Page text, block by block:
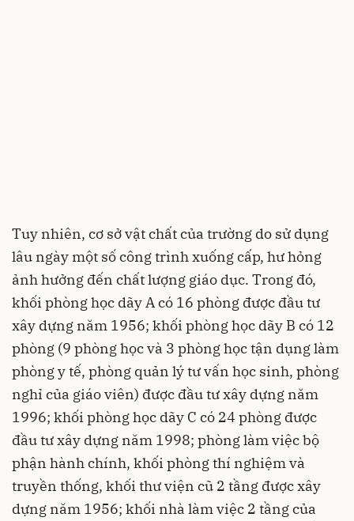
Tuy nhiên, cơ sở vật chất của trường do sử dụng
lâu ngày một số công trình xuống cấp, hư hỏng
ảnh hưởng đến chất lượng giáo dục. Trong đó,
khối phòng học dãy A có 16 phòng được đầu tư
xây dựng năm 1956; khối phòng học dãy B có 12
phòng (9 phòng học và 3 phòng học tận dụng làm
phòng y tế, phòng quản lý tư vấn học sinh, phòng
nghỉ của giáo viên) được đầu tư xây dựng năm
1996; khối phòng học dãy C có 24 phòng được
đầu tư xây dựng năm 1998; phòng làm việc bộ
phận hành chính, khối phòng thí nghiệm và
truyền thống, khối thư viện cũ 2 tầng được xây
dựng năm 1956; khối nhà làm việc 2 tầng của